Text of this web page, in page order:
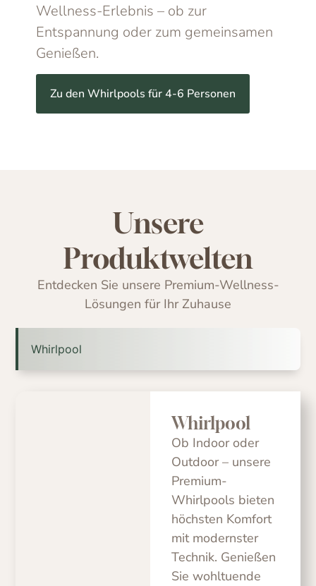
Wellness-Erlebnis – ob zur
Entspannung oder zum gemeinsamen
Genießen.
Zu den Whirlpools für 4-6 Personen
Unsere
Produktwelten
Entdecken Sie unsere Premium-Wellness-
Lösungen für Ihr Zuhause
Whirlpool
Whirlpool
Ob Indoor oder
Outdoor – unsere
Premium-
Whirlpools bieten
höchsten Komfort
mit modernster
Technik. Genießen
Sie wohltuende